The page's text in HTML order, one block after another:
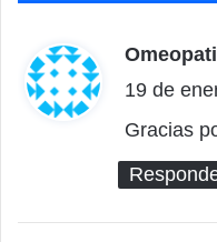
19 de
Gracias